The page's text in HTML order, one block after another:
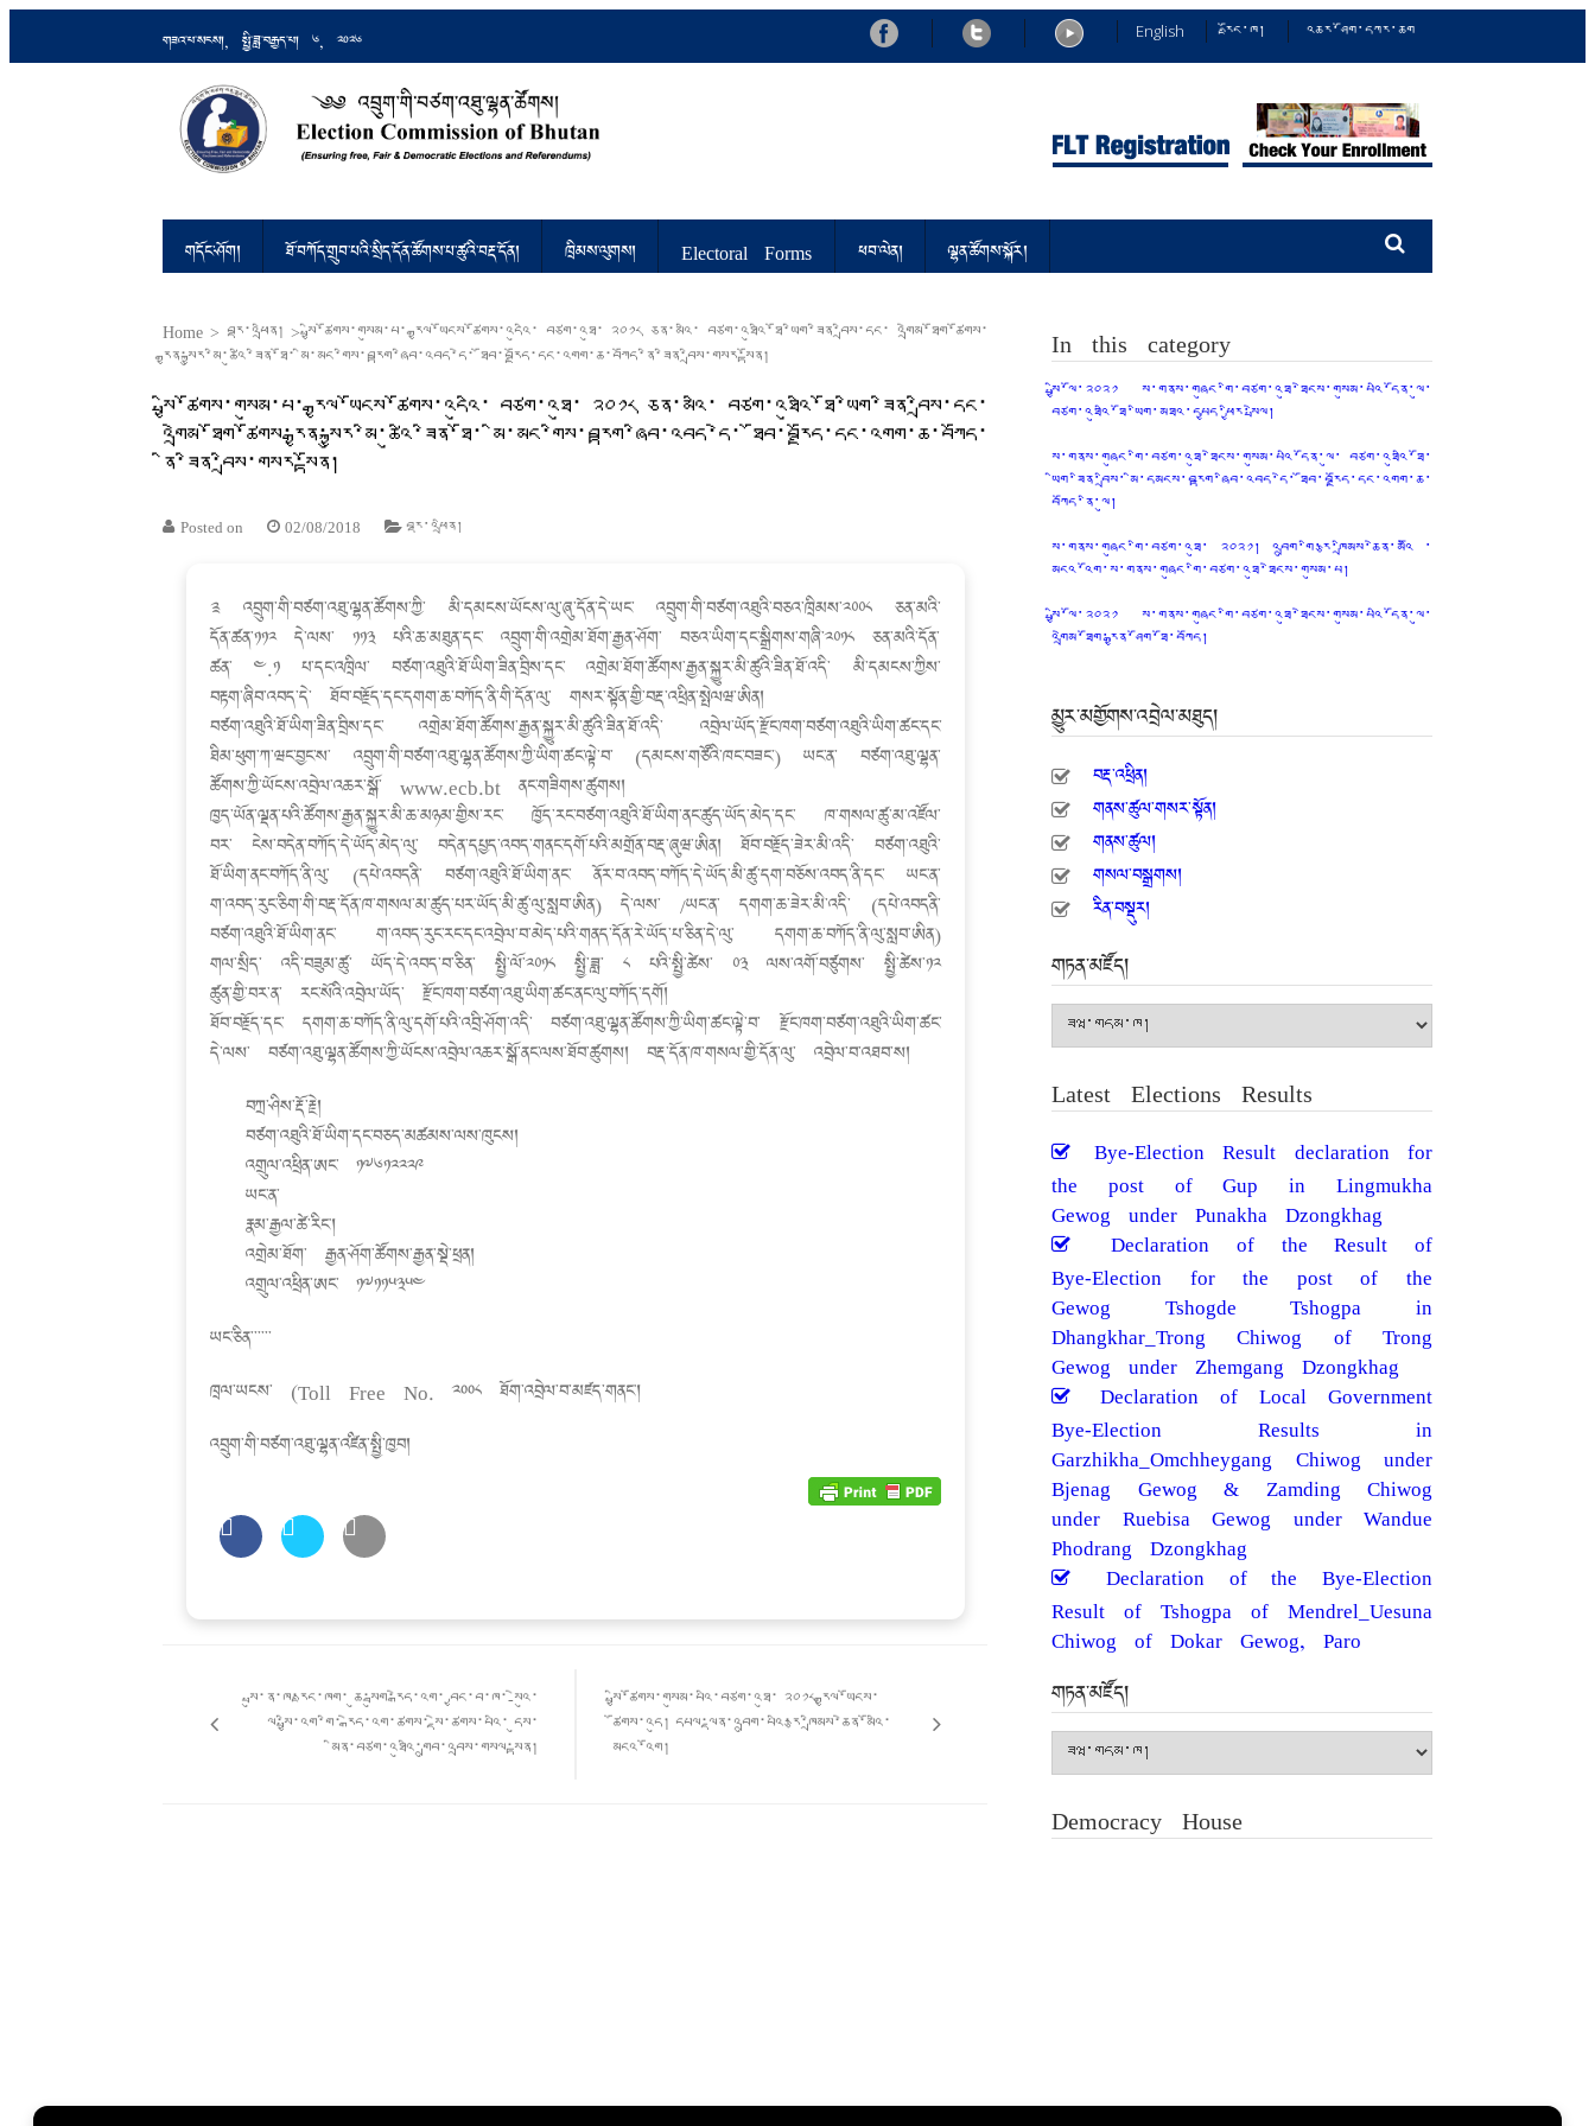
གཟའ་པ་སངས།, སྤྱི་ཟླ་བརྒྱད་པ། 6, 2026 English རྫོང་ཁ། འཆར་ཤོག་དཀར་ཆག
གདོང་ཤོག། ཐོ་བཀོད་གྲུབ་པའི་སྲིད་དོན་ཚོགས་པ་ཚུའི་བརྡ་དོན། ཁྲིམས་ལུགས། Electoral Forms ཕབ་ལེན། ལྷན་ཚོགས་སྐོར།
Home > བརྡ་འཕྲིན། >སྤྱི་ཚོགས་གསུམ་པ་ རྒྱལ་ཡོངས་ཚོགས་འདུའི་ བཙག་འཐུ་ ༢༠༡༨ ཅན་མའི་ བཙག་འཐུའི་ཐོ་ཡིག་ཟིན་བྲིས་དང་ འགྲེམ་ཐོག་ཚོགས་
རྒྱན་སྐྱུར་མི་ཚུའི་ཟིན་ཐོ་ མི་མང་གིས་བརྟག་ཞིབ་འབད་དེ་ ཐོབ་བརྗོད་དང་འགག་ཆ་བཀོད་ནི་ཟིན་བྲིས་གསར་སྟོན།
སྤྱི་ཚོགས་གསུམ་པ་ རྒྱལ་ཡོངས་ཚོགས་འདུའི་ བཙག་འཐུ་ ༢༠༡༨ ཅན་མའི་ བཙག་འཐུའི་ཐོ་ཡིག་ཟིན་བྲིས་དང་
འགྲེམ་ཐོག་ཚོགས་རྒྱན་སྐྱུར་མི་ཚུའི་ཟིན་ཐོ་ མི་མང་གིས་བརྟག་ཞིབ་འབད་དེ་ ཐོབ་བརྗོད་དང་འགག་ཆ་བཀོད་
ནི་ཟིན་བྲིས་གསར་སྟོན།
Posted on 02/08/2018 བརྡ་འཕྲིན།
༉ འབྲུག་གི་བཙག་འཐུ་ལྷན་ཚོགས་ཀྱི་ མི་དམངས་ཡོངས་ལུ་ཞུ་དོན་དེ་ཡང་ འབྲུག་གི་བཙག་འཐུའི་བཅའ་ཁྲིམས་༢༠༠༨ ཅན་མའི་
དོན་ཚན་༡༡༢ དེ་ལས་ ༡༡༣ པའི་ཆ་མཐུན་དང་ འབྲུག་གི་འགྲེམ་ཐོག་རྒྱན་ཤོག་ བཅའ་ཡིག་དང་སྒྲིགས་གཞི་༢༠༡༨ ཅན་མའི་དོན་
ཚན་ ༤.༡ པ་དང་འཁྲིལ་ བཙག་འཐུའི་ཐོ་ཡིག་ཟིན་བྲིས་དང་ འགྲེམ་ཐོག་ཚོགས་རྒྱན་སྐྱུར་མི་ཚུའི་ཟིན་ཐོ་འདི་ མི་དམངས་ཀྱིས་
བརྟག་ཞིབ་འབད་དེ་ ཐོབ་བརྗོད་དང་དགག་ཆ་བཀོད་ནི་གི་དོན་ལུ་ གསར་སྟོན་གྱི་བརྡ་འཕྲིན་སྤེལཝ་ཨིན།
བཙག་འཐུའི་ཐོ་ཡིག་ཟིན་བྲིས་དང་ འགྲེམ་ཐོག་ཚོགས་རྒྱན་སྐྱུར་མི་ཚུའི་ཟིན་ཐོ་འདི་ འབྲེལ་ཡོད་རྫོང་ཁག་བཙག་འཐུའི་ཡིག་ཚང་དང་
ཐིམ་ཕུག་ཀ་ཝང་བྱང་ས་ འབྲུག་གི་བཙག་འཐུ་ལྷན་ཚོགས་ཀྱི་ཡིག་ཚང་ལྟེ་བ་ (དམངས་གཙོའི་ཁང་བཟང་) ཡང་ན་ བཙག་འཐུ་ལྷན་
ཚོགས་ཀྱི་ཡོངས་འབྲེལ་འཆར་སྒོ་ www.ecb.bt ནང་གཟིགས་ཚུགས།
ཁྱད་ཡོན་ལྡན་པའི་ཚོགས་རྒྱན་སྐྱུར་མི་ཆ་མཉམ་གྱིས་རང་ ཁྱོད་རང་བཙག་འཐུའི་ཐོ་ཡིག་ནང་ཚུད་ཡོད་མེད་དང་ ཁ་གསལ་ཚུ་མ་འཛོལ་
བར་ ངེས་བདེན་བཀོད་དེ་ཡོད་མེད་ལུ་ བདེན་དཔྱད་འབད་གནང་དགོ་པའི་མགྲོན་བརྡ་ཞུཝ་ཨིན། ཐོབ་བརྗོད་ཟེར་མི་འདི་ བཙག་འཐུའི་
ཐོ་ཡིག་ནང་བཀོད་ནི་ལུ་ (དཔེ་འབདནི་ བཙག་འཐུའི་ཐོ་ཡིག་ནང་ ནོར་བ་འབད་བཀོད་དེ་ཡོད་མི་ཚུ་དག་བཅོས་འབད་ནི་དང་ ཡང་ན་
ག་འབད་རུང་ཅིག་གི་བརྡ་དོན་ཁ་གསལ་མ་ཚུད་པར་ཡོད་མི་ཚུ་ལུ་སླབ་ཨིན) དེ་ལས་ /ཡང་ན་ དགག་ཆ་ཟེར་མི་འདི་ (དཔེ་འབདནི་
བཙག་འཐུའི་ཐོ་ཡིག་ནང་ ག་འབད་རུང་རང་དང་འབྲེལ་བ་མེད་པའི་གནད་དོན་རེ་ཡོད་པ་ཅིན་དེ་ལུ་ དགག་ཆ་བཀོད་ནི་ལུ་སླབ་ཨིན)
གལ་སྲིད་ འདི་བཟུམ་ཚུ་ ཡོད་དེ་འབད་བ་ཅིན་ སྤྱི་ལོ་༢༠༡༨ སྤྱི་ཟླ་ ༨ པའི་སྤྱི་ཚེས་ ༠༣ ལས་འགོ་བཙུགས་ སྤྱི་ཚེས་༡༢
ཚུན་གྱི་བར་ན་ རང་སོའི་འབྲེལ་ཡོད་ རྫོང་ཁག་བཙག་འཐུ་ཡིག་ཚང་ནང་ལུ་བཀོད་དགོ།
ཐོབ་བརྗོད་དང་ དགག་ཆ་བཀོད་ནི་ལུ་དགོ་པའི་འབྲི་ཤོག་འདི་ བཙག་འཐུ་ལྷན་ཚོགས་ཀྱི་ཡིག་ཚང་ལྟེ་བ་ རྫོང་ཁག་བཙག་འཐུའི་ཡིག་ཚང་
དེ་ལས་ བཙག་འཐུ་ལྷན་ཚོགས་ཀྱི་ཡོངས་འབྲེལ་འཆར་སྒོ་ནང་ལས་ཐོབ་ཚུགས། བརྡ་དོན་ཁ་གསལ་གྱི་དོན་ལུ་ འབྲེལ་བ་འཐབ་ས།
བཀྲ་ཤིས་རྡོ་རྗེ།
བཙག་འཐུའི་ཐོ་ཡིག་དང་བཅད་མཚམས་ལས་ཁུངས།
འགྲུལ་འཕྲིན་ཨང་ ༡༧༦༡༢༢༢༩
ཡང་ན་
རྣམ་རྒྱལ་ཚེ་རིང་།
འགྲེམ་ཐོག་ རྒྱན་ཤོག་ཚོགས་རྒྱན་སྡེ་ཕྲན།
འགྲུལ་འཕྲིན་ཨང་ ༡༧༡༡༥༣༥༤
ཡང་ཅིན་་་་་་
ཁྲལ་ཡངས་ (Toll Free No. 2008 ཐོག་འབྲེལ་བ་མཛད་གནང་།
འབྲུག་གི་བཙག་འཐུ་ལྷན་འཛིན་སྤྱི་ཁྱབ།
འགྲུལ་
སྤུ་ན་ཁ་རྫང་ཁག་ ཆུ་སྦུག་རྒེད་འག་ བྱང་བ་ཁ་-སེའུ་
ལ་སྤྱི་འག་གི་ རྒེད་འག་ཚགས་ སྡེ་ཚགས་པའི་ དུས་
མིན་བཙག་འཐུའི་གྲུབ་འབྲས་གསལ་སྟན།
སྤྱི་ཚོགས་གསུམ་པའི་བཙག་འཐུ་ ༢༠༡༨ རྒྱལ་ཡོངས་
ཚོགས་འདུ། དཔལ་ལྡན་འབྲུག་པའི་རྩ་ཁྲིམས་ཆེན་མོའི་
མངའ་འོག།
In this category
སྤྱི་ལོ་༢༠༢༡ ས་གནས་གཞུང་གི་བཙག་འཐུ་ཐེངས་གསུམ་པའི་དོན་ལུ་
བཙག་འཐུའི་ཐོ་ཡིག་མཐའ་དཔྱད་ཕྱིར་སྤེལ།
ས་གནས་གཞུང་གི་བཙག་འཐུ་ཐེངས་གསུམ་པའི་དོན་ལུ་ བཙག་འཐུའི་ཐོ་
ཡིག་ཟིན་བྲིས་ མི་དམངས་བརྟག་ཞིབ་འབད་དེ་ ཐོབ་བརྗོད་དང་འགག་ཆ་
བཀོད་ནི་ལུ།
ས་གནས་གཞུང་གི་བཙག་འཐུ་ ༢༠༢༡། འབྲུག་གི་རྩ་ཁྲིམས་ཆེན་མའིོ ་
མངའ་འོག་ས་གནས་གཞུང་གི་བཙག་འཐུ་ཐེངས་གསུམ་པ།
སྤྱི་ལོ་༢༠༢༡ ས་གནས་གཞུང་གི་བཙག་འཐུ་ཐེངས་གསུམ་པའི་དོན་ལུ་
འགྲེམ་ཐོག་རྒྱན་ཤོག་ཐོ་བཀོད།
མྱུར་མགྱོགས་འབྲེལ་མཐུད།
བརྡ་འཕྲིན།
གནས་ཚུལ་གསར་སྟོན།
གནས་ཚུལ།
གསལ་བསྒྲགས།
རིན་བསྡུར།
གཏན་མཛོད།
Latest Elections Results
Bye-Election Result declaration for
the post of Gup in Lingmukha
Gewog under Punakha Dzongkhag
Declaration of the Result of
Bye-Election for the post of the
Gewog Tshogde Tshogpa in
Dhangkhar_Trong Chiwog of Trong
Gewog under Zhemgang Dzongkhag
Declaration of Local Government
Bye-Election Results in
Garzhikha_Omchheygang Chiwog under
Bjenag Gewog & Zamding Chiwog
under Ruebisa Gewog under Wandue
Phodrang Dzongkhag
Declaration of the Bye-Election
Result of Tshogpa of Mendrel_Uesuna
Chiwog of Dokar Gewog, Paro
གཏན་མཛོད།
Democracy House